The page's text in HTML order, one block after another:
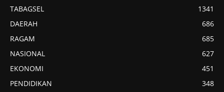
TABAGSEL
1341
DAERAH
686
RAGAM
685
NASIONAL
627
EKONOMI
451
PENDIDIKAN
348